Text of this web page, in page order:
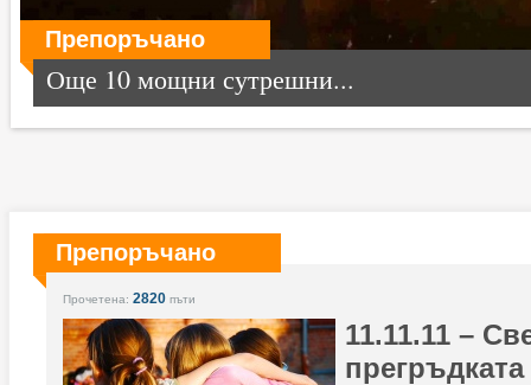
Препоръчано
Още 10 мощни сутрешни...
Препоръчано
Прочетена: 2820 пъти
11.11.11 –
прегръдката